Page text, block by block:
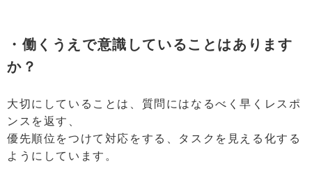
・働くうえで意識していることはあります
か？
大切にしていることは、質問にはなるべく早くレスポ
ンスを返す、
優先順位をつけて対応をする、タスクを見える化する
ようにしています。